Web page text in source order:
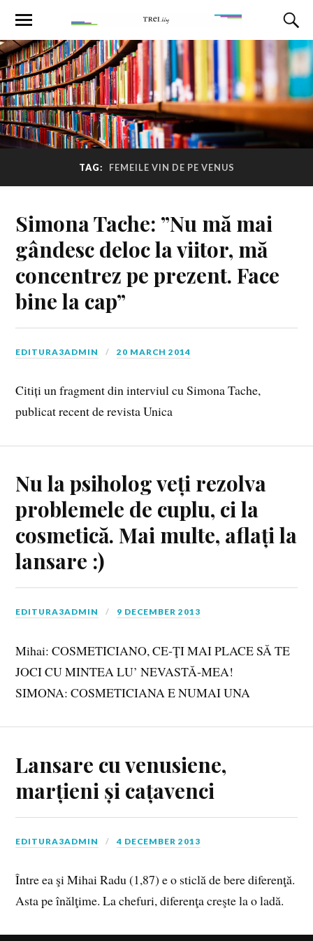
TAG: FEMEILE VIN DE PE VENUS
Simona Tache: ”Nu mă mai
gândesc deloc la viitor, mă
concentrez pe prezent. Face
bine la cap”
EDITURA3ADMIN 20 MARCH 2014
Citiți un fragment din interviul cu Simona Tache,
publicat recent de revista Unica
Nu la psiholog veți rezolva
problemele de cuplu, ci la
cosmetică. Mai multe, aflați la
lansare :)
EDITURA3ADMIN 9 DECEMBER 2013
Mihai: COSMETICIANO, CE‑ŢI MAI PLACE SĂ TE
JOCI CU MINTEA LU’ NEVASTĂ‑MEA!
SIMONA: COSMETICIANA E NUMAI UNA
Lansare cu venusiene,
marțieni și cațavenci
EDITURA3ADMIN 4 DECEMBER 2013
Între ea şi Mihai Radu (1,87) e o sticlă de bere diferenţă.
Asta pe înălţime. La chefuri, diferenţa creşte la o ladă.